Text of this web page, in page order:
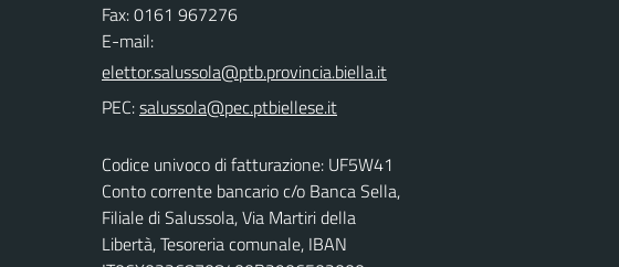
Fax: 0161 967276
E-mail:
PEC:
Codice univoco di fatturazione: UF5W41
Conto corrente bancario c/o Banca Sella,
Filiale di Salussola, Via Martiri della
Libertà, Tesoreria comunale, IBAN